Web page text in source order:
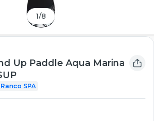
1/8
Up Paddle Aqua Marina
SPA